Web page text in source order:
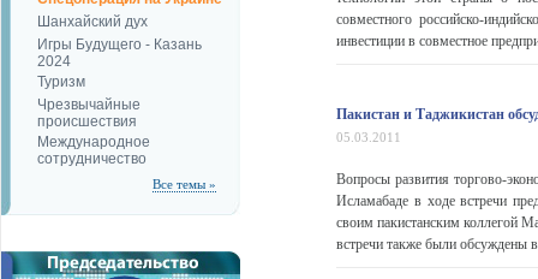
Шанхайский дух
Игры Будущего - Казань
2024
Туризм
Чрезвычайные
происшествия
Международное
сотрудничество
Все темы »
совместного российско-
инвестиции в совместное
Пакистан и Таджикистан
05.03.2011
Вопросы развития торгово-
Исламабаде в ходе встречи
своим пакистанским коллегой
встречи также были обсуждены